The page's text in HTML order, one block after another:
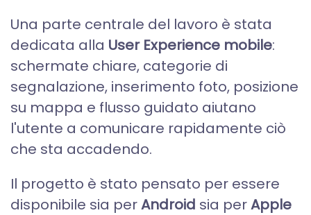
Una parte centrale del lavoro è stata
dedicata alla User Experience mobile:
schermate chiare, categorie di
segnalazione, inserimento foto, posizione
su mappa e flusso guidato aiutano
l'utente a comunicare rapidamente ciò
che sta accadendo.
Il progetto è stato pensato per essere
disponibile sia perAndroid sia perApple